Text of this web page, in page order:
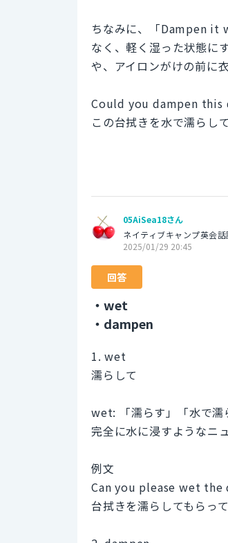
ちなみに、「Dampen it
なく、軽く湿った状態に
や、アイロンがけの前に
Could you dampen
この台拭きを水で濡らし
05AiSea18さん
ネイティブキャンプ英会
2025/01/29 20:45
回答
・wet
・dampen
1. wet
濡らして
wet: 「濡らす」「水で濡
完全に水に浸すようなニ
例文
Can you please wet
台拭きを濡らしてもらっ